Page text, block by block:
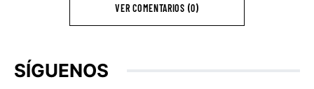
VER COMENTARIOS (0)
SÍGUENOS